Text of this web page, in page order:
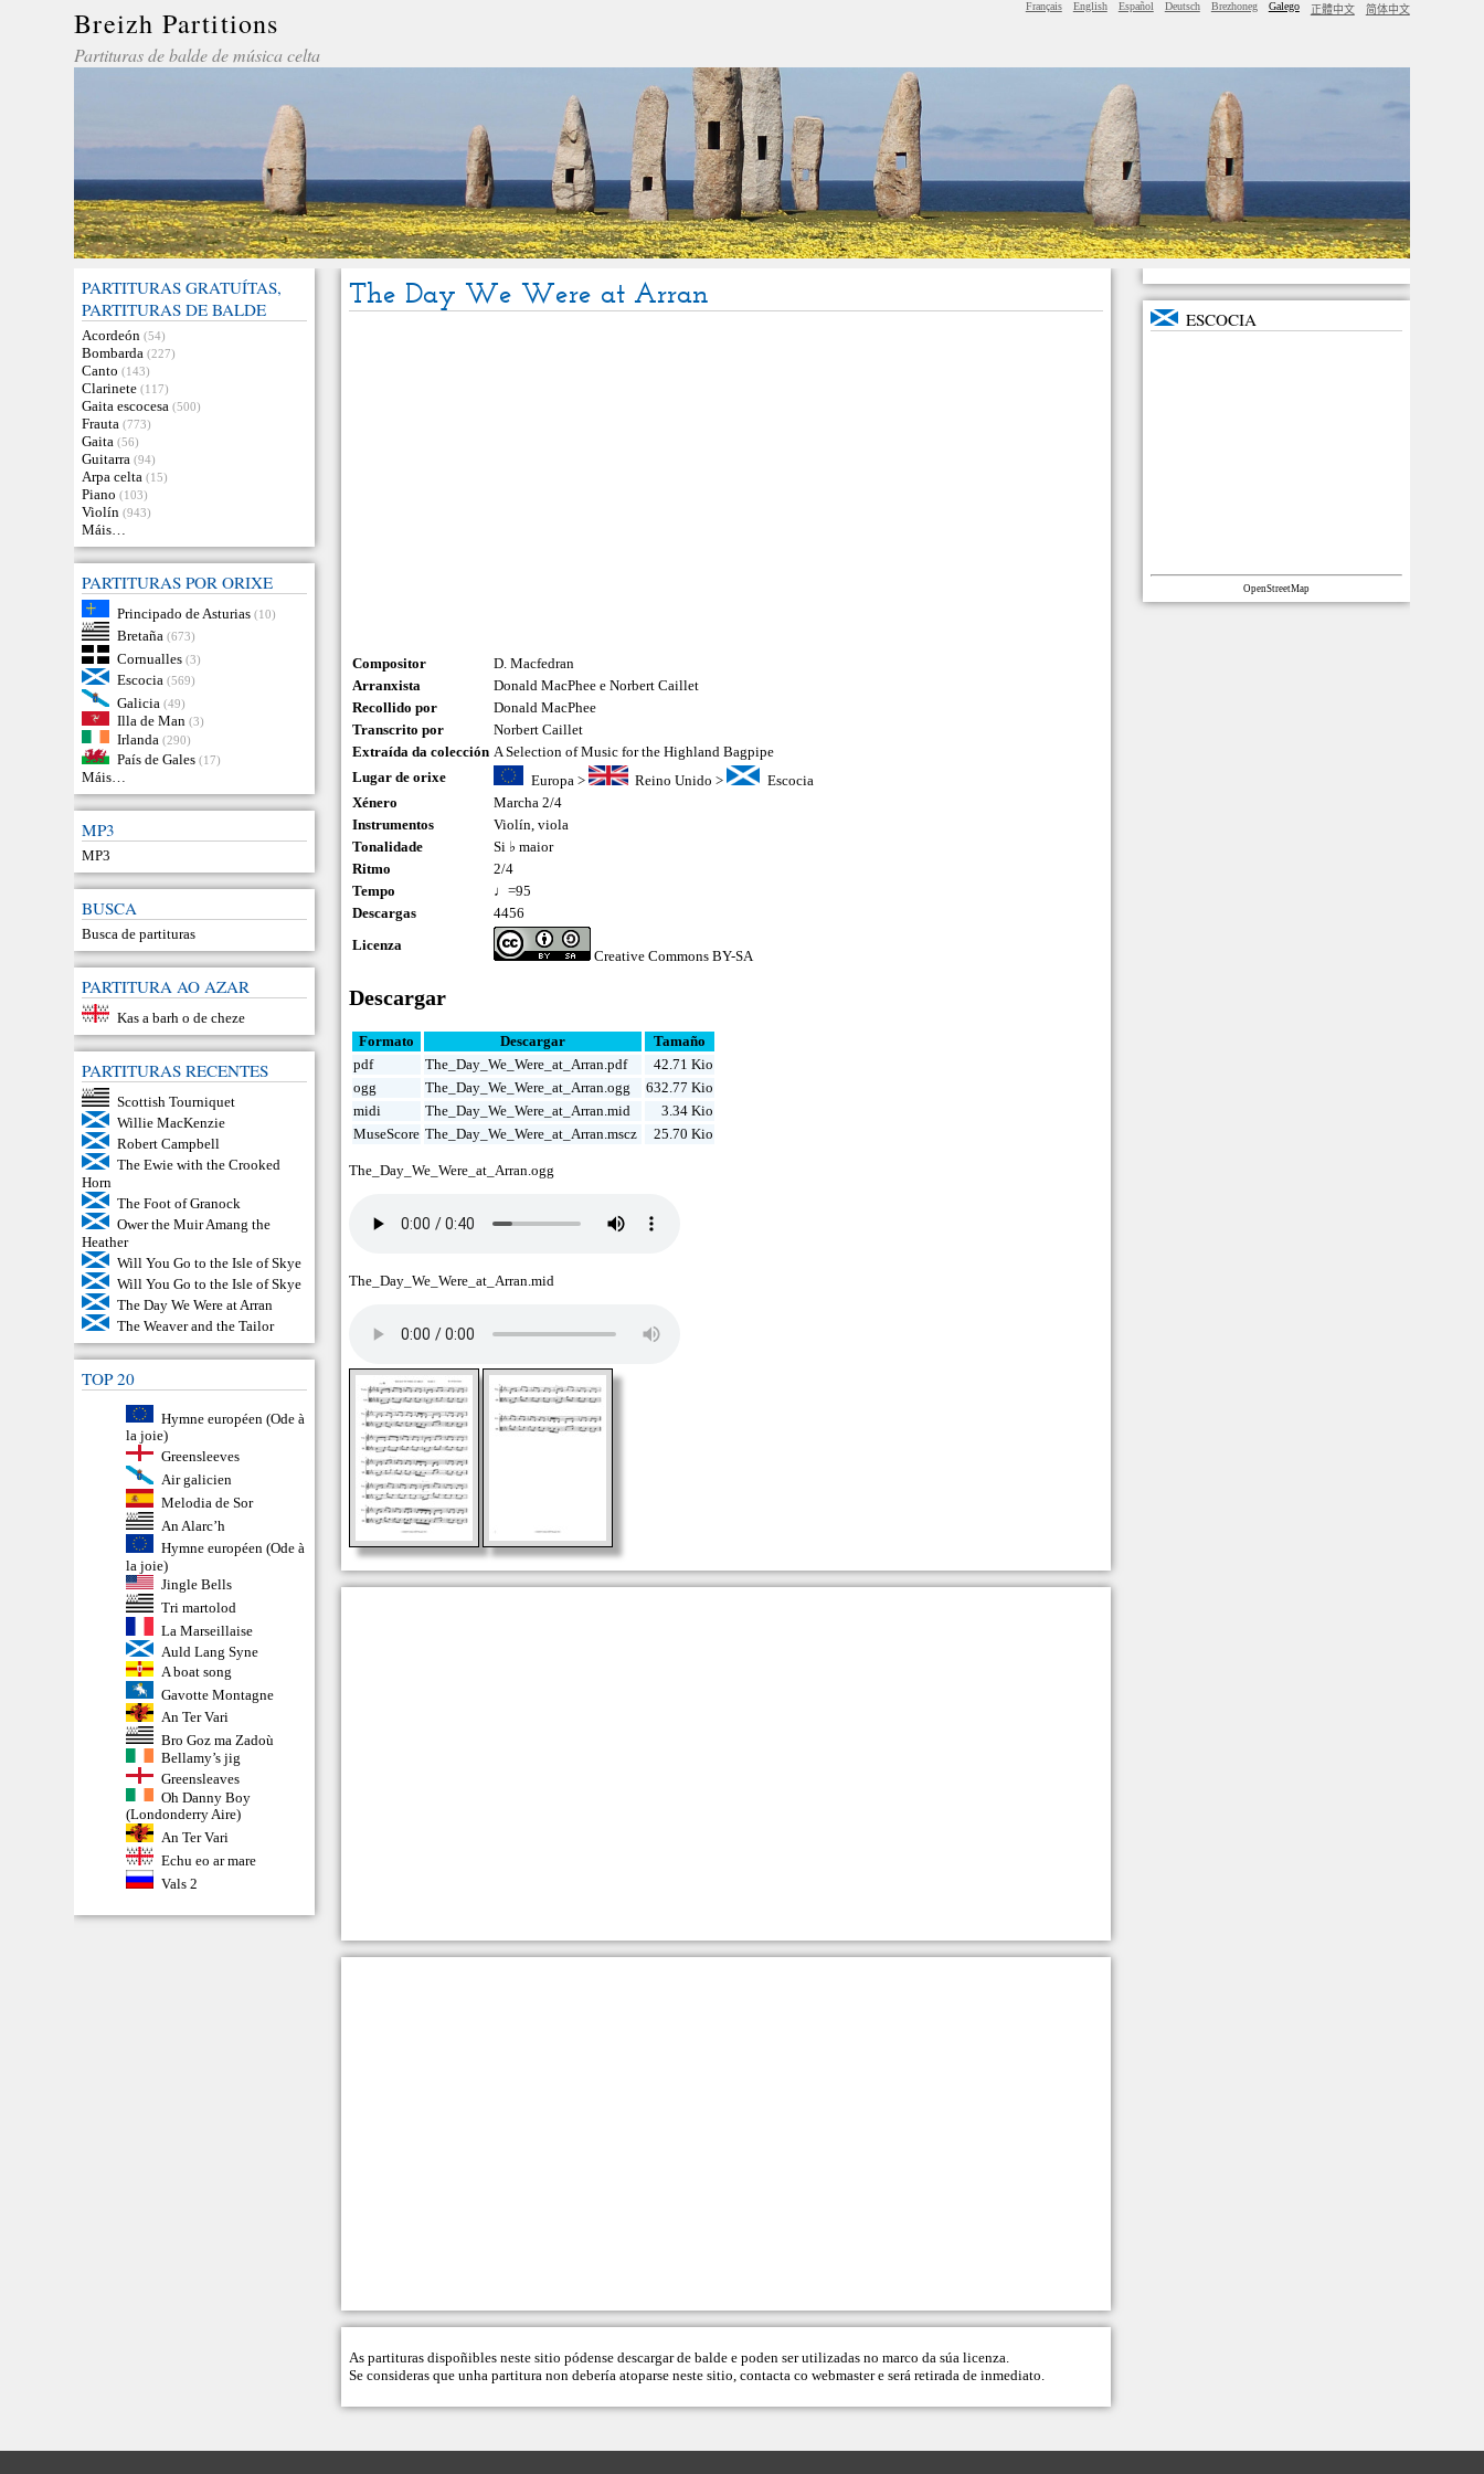
Breizh Partitions
Partituras de balde de música celta
Français English Español Deutsch Brezhoneg Galego 正體中文 简体中文
PARTITURAS GRATUÍTAS,
PARTITURAS DE BALDE
Acordeón (54)
Bombarda (227)
Canto (143)
Clarinete (117)
Gaita escocesa (500)
Frauta (773)
Gaita (56)
Guitarra (94)
Arpa celta (15)
Piano (103)
Violín (943)
Máis…
PARTITURAS POR ORIXE
Principado de Asturias (10)
Bretaña (673)
Cornualles (3)
Escocia (569)
Galicia (49)
Illa de Man (3)
Irlanda (290)
País de Gales (17)
Máis…
MP3
MP3
BUSCA
Busca de partituras
PARTITURA AO AZAR
Kas a barh o de cheze
PARTITURAS RECENTES
Scottish Tourniquet
Willie MacKenzie
Robert Campbell
The Ewie with the Crooked
Horn
The Foot of Granock
Ower the Muir Amang the
Heather
Will You Go to the Isle of Skye
Will You Go to the Isle of Skye
The Day We Were at Arran
The Weaver and the Tailor
TOP 20
Hymne européen (Ode à
la joie)
Greensleeves
Air galicien
Melodia de Sor
An Alarc’h
Hymne européen (Ode à
la joie)
Jingle Bells
Tri martolod
La Marseillaise
Auld Lang Syne
A boat song
Gavotte Montagne
An Ter Vari
Bro Goz ma Zadoù
Bellamy’s jig
Greensleaves
Oh Danny Boy
(Londonderry Aire)
An Ter Vari
Echu eo ar mare
Vals 2
The Day We Were at Arran
Compositor
D. Macfedran
Arranxista
Donald MacPhee e Norbert Caillet
Recollido por
Donald MacPhee
Transcrito por
Norbert Caillet
Extraída da colección A Selection of Music for the Highland Bagpipe
Lugar de orixe
Europa > Reino Unido >
Escocia
Xénero
Marcha 2/4
Instrumentos
Violín ,viola
Tonalidade
Si ♭ maior
Ritmo
2/4
Tempo
♩=95
Descargas
4456
Licenza
Creative Commons BY-SA
Descargar
Formato Descargar
Tamaño
pdf
The_Day_We_Were_at_Arran.pdf
42.71 Kio
ogg
The_Day_We_Were_at_Arran.ogg
632.77 Kio
midi
The_Day_We_Were_at_Arran.mid
3.34 Kio
MuseScore The_Day_We_Were_at_Arran.mscz 25.70 Kio
The_Day_We_Were_at_Arran.ogg
The_Day_We_Were_at_Arran.mid
As partituras dispoñibles neste sitio pódense descargar de balde e poden ser utilizadas no marco da súa licenza.
Se consideras que unha partitura non debería atoparse neste sitio, contacta cowebmastere será retirada de inmediato.
ESCOCIA
OpenStreetMap